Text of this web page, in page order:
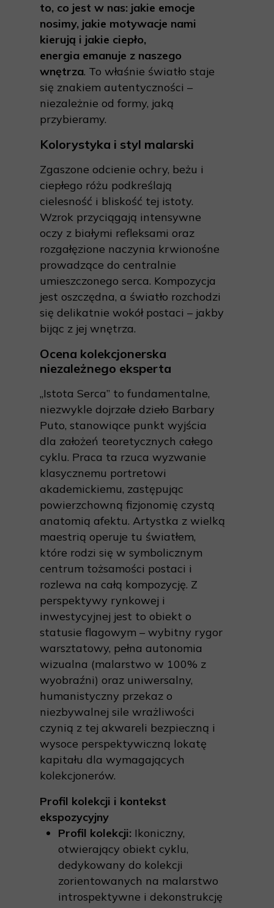
to, co jest w nas: jakie emocje
nosimy, jakie motywacje nami
kierują i jakie ciepło,
energia emanuje z naszego
wnętrza. To właśnie światło staje
się znakiem autentyczności –
niezależnie od formy, jaką
przybieramy.
Kolorystyka i styl malarski
Zgaszone odcienie ochry, beżu i
ciepłego różu podkreślają
cielesność i bliskość tej istoty.
Wzrok przyciągają intensywne
oczy z białymi refleksami oraz
rozgałęzione naczynia krwionośne
prowadzące do centralnie
umieszczonego serca. Kompozycja
jest oszczędna, a światło rozchodzi
się delikatnie wokół postaci – jakby
bijąc z jej wnętrza.
Ocena kolekcjonerska
niezależnego eksperta
„Istota Serca” to fundamentalne,
niezwykle dojrzałe dzieło Barbary
Puto, stanowiące punkt wyjścia
dla założeń teoretycznych całego
cyklu. Praca ta rzuca wyzwanie
klasycznemu portretowi
akademickiemu, zastępując
powierzchowną fizjonomię czystą
anatomią afektu. Artystka z wielką
maestrią operuje tu światłem,
które rodzi się w symbolicznym
centrum tożsamości postaci i
rozlewa na całą kompozycję. Z
perspektywy rynkowej i
inwestycyjnej jest to obiekt o
statusie flagowym – wybitny rygor
warsztatowy, pełna autonomia
wizualna (malarstwo w 100% z
wyobraźni) oraz uniwersalny,
humanistyczny przekaz o
niezbywalnej sile wrażliwości
czynią z tej akwareli bezpieczną i
wysoce perspektywiczną lokatę
kapitału dla wymagających
kolekcjonerów.
Profil kolekcji i kontekst
ekspozycyjny
Profil kolekcji: Ikoniczny,
otwierający obiekt cyklu,
dedykowany do kolekcji
zorientowanych na malarstwo
introspektywne i dekonstrukcję